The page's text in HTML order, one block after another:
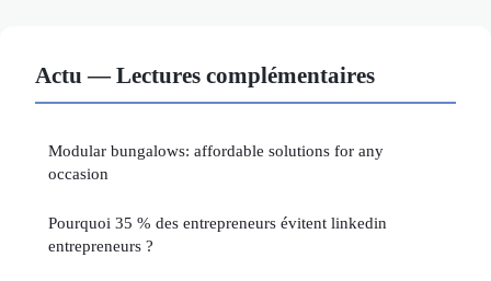
Actu — Lectures complémentaires
Modular bungalows: affordable solutions for any
occasion
Pourquoi 35 % des entrepreneurs évitent linkedin
entrepreneurs ?